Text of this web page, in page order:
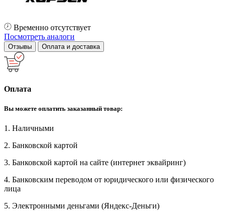
Временно отсутствует
Посмотреть аналоги
Отзывы Оплата и доставка
Оплата
Вы можете оплатить заказанный товар:
1. Наличными
2. Банковской картой
3. Банковской картой на сайте (интернет эквайринг)
4. Банковским переводом от юридического или физического
лица
5. Электронными деньгами (Яндекс-Деньги)